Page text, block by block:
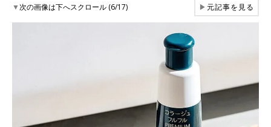
▼次の画像は下へスクロール (6/17) ▶元記事を見る